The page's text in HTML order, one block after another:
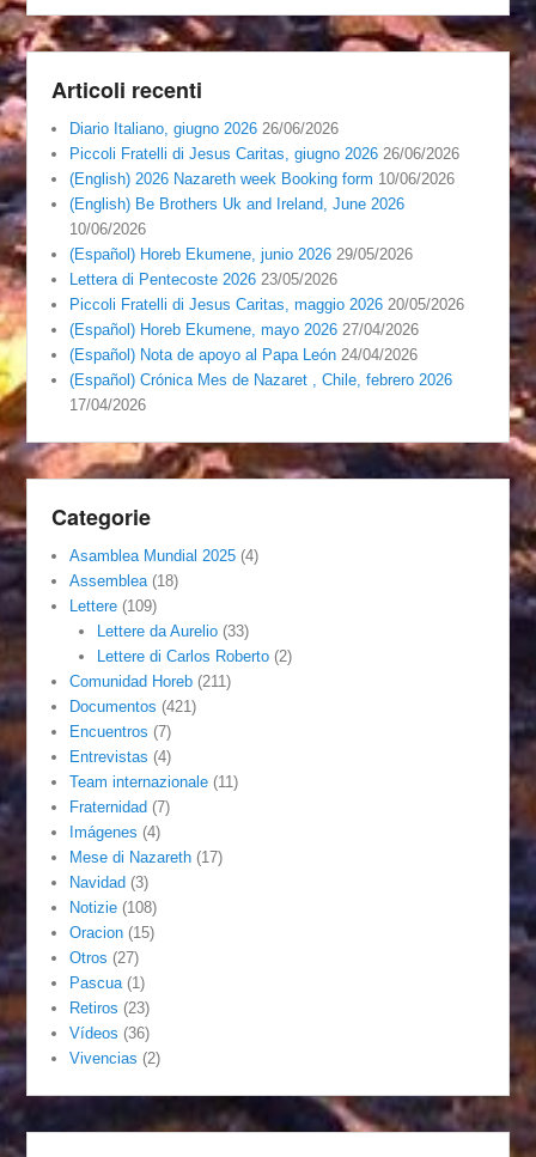
Articoli recenti
Diario Italiano, giugno 2026 26/06/2026
Piccoli Fratelli di Jesus Caritas, giugno 2026 26/06/2026
(English) 2026 Nazareth week Booking form 10/06/2026
(English) Be Brothers Uk and Ireland, June 2026
10/06/2026
(Español) Horeb Ekumene, junio 2026 29/05/2026
Lettera di Pentecoste 2026 23/05/2026
Piccoli Fratelli di Jesus Caritas, maggio 2026 20/05/2026
(Español) Horeb Ekumene, mayo 2026 27/04/2026
(Español) Nota de apoyo al Papa León 24/04/2026
(Español) Crónica Mes de Nazaret , Chile, febrero 2026
17/04/2026
Categorie
Asamblea Mundial 2025 (4)
Assemblea (18)
Lettere (109)
Lettere da Aurelio(33)
Lettere di Carlos Roberto(2)
Comunidad Horeb (211)
Documentos (421)
Encuentros (7)
Entrevistas (4)
Team internazionale (11)
Fraternidad (7)
Imágenes (4)
Mese di Nazareth (17)
Navidad (3)
Notizie (108)
Oracion (15)
Otros (27)
Pascua (1)
Retiros (23)
Vídeos (36)
Vivencias (2)